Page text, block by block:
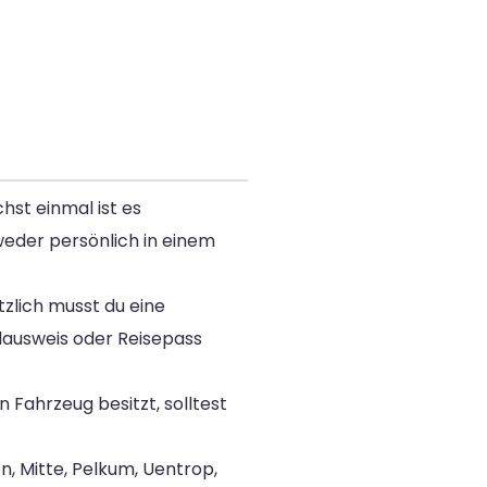
einmal ist es
persönlich in einem
musst du eine
oder Reisepass
Fahrzeug besitzt, solltest
Mitte, Pelkum, Uentrop,